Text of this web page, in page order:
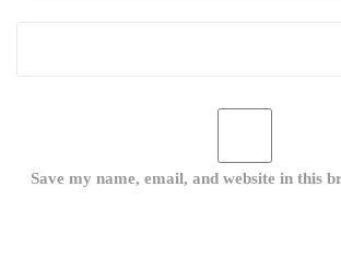
Save my name, email, and website in this